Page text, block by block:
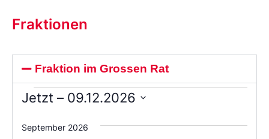
Fraktionen
Fraktion im Grossen Rat
Jetzt – 09.12.2026
Sie
das
September 2026